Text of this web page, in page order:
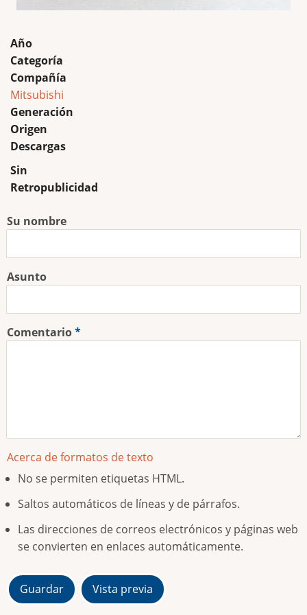
Año
Categoría
Compañía
Mitsubishi
Generación
Origen
Descargas
Sin
Retropublicidad
Su nombre
Asunto
Comentario
Acerca de formatos de texto
No se permiten etiquetas HTML.
Saltos automáticos de líneas y de párrafos.
Las direcciones de correos electrónicos y páginas web
se convierten en enlaces automáticamente.